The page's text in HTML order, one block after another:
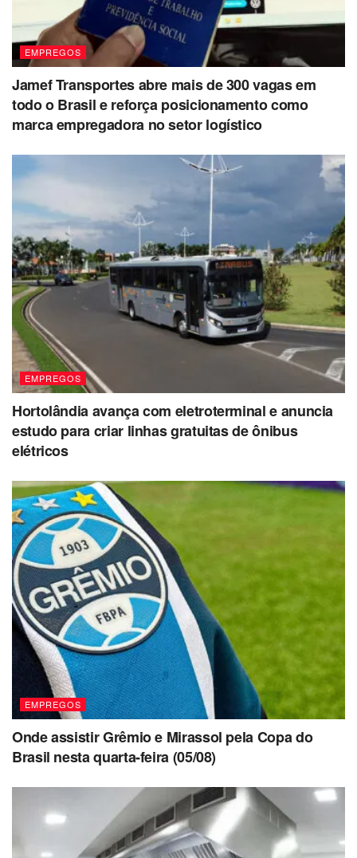
EMPREGOS
Jamef Transportes abre mais de 300 vagas em
todo o Brasil e reforça posicionamento como
marca empregadora no setor logístico
EMPREGOS
Hortolândia avança com eletroterminal e anuncia
estudo para criar linhas gratuitas de ônibus
elétricos
EMPREGOS
Onde assistir Grêmio e Mirassol pela Copa do
Brasil nesta quarta-feira (05/08)